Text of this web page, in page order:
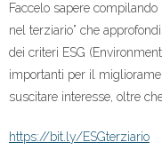
Faccelo sapere
nel terziario” che
dei criteri ESG
importanti per il
suscitare interesse, oltre
https://bit.ly/ESGterziario